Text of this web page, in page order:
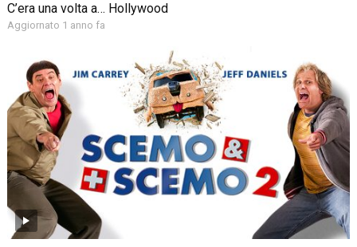
C’era una volta a… Hollywood
Aggiornato 1 anno fa